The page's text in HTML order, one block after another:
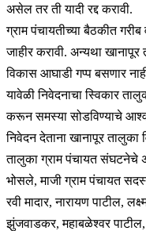
असेल तर ती यादी रद्द करावी.
ग्राम पंचायतीच्या बैठकीत
जाहीर करावी. अन्यथा
विकास आघाडी गप्प बसणार
यावेळी निवेदनाचा स्विकार
करून समस्या सोडविण्याचे
निवेदन देताना खानापूर तालुका
तालुका ग्राम पंचायत संघटनेचे
भोसले, माजी ग्राम पंचायत
रवी मादार, नारायण पाटील,
झुंजवाडकर, महाबळेश्वर